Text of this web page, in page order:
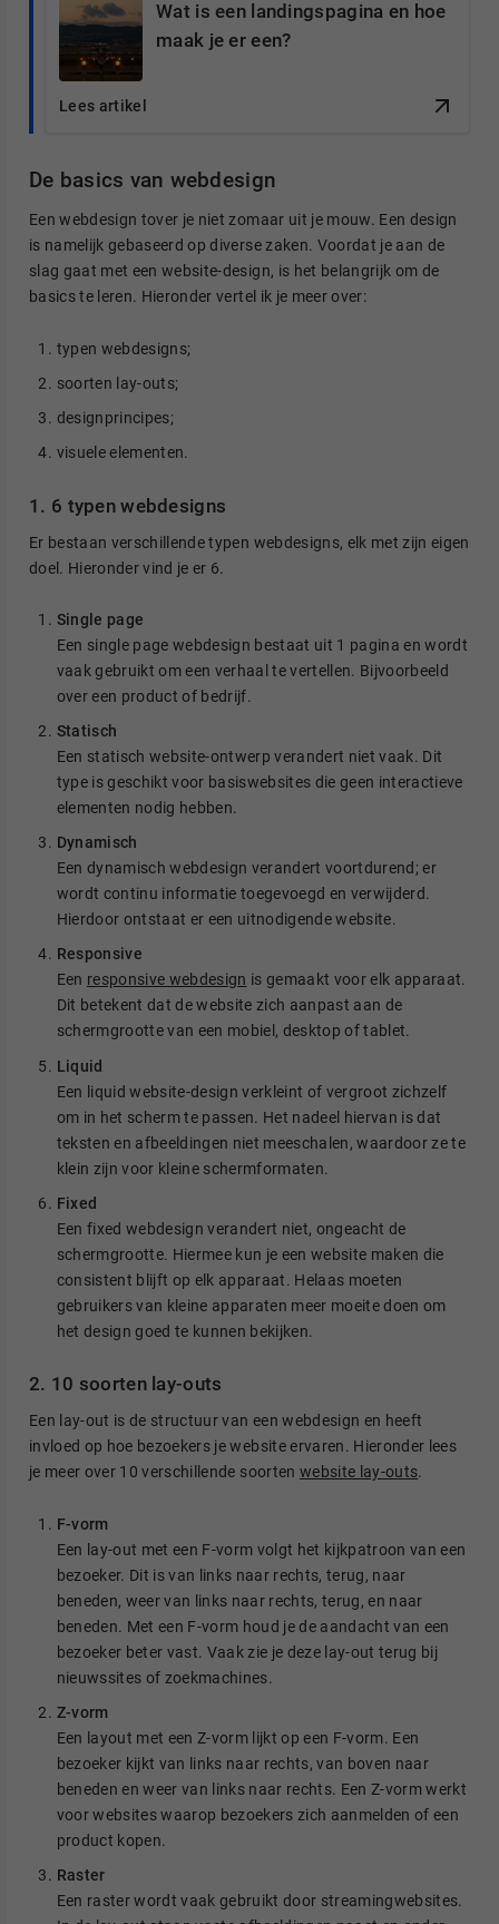
Wat is een landingspagina en hoe
maak je er een?
Lees artikel
De basics van webdesign
Een webdesign tover je niet zomaar uit je mouw. Een design
is namelijk gebaseerd op diverse zaken. Voordat je aan de
slag gaat met een website-design, is het belangrijk om de
basics te leren. Hieronder vertel ik je meer over:
typen webdesigns;
soorten lay-outs;
designprincipes;
visuele elementen.
1. 6 typen webdesigns
Er bestaan verschillende typen webdesigns, elk met zijn eigen
doel. Hieronder vind je er 6.
Single page
Een single page webdesign bestaat uit 1 pagina en wordt
vaak gebruikt om een verhaal te vertellen. Bijvoorbeeld
over een product of bedrijf.
Statisch
Een statisch website-ontwerp verandert niet vaak. Dit
type is geschikt voor basiswebsites die geen interactieve
elementen nodig hebben.
Dynamisch
Een dynamisch webdesign verandert voortdurend; er
wordt continu informatie toegevoegd en verwijderd.
Hierdoor ontstaat er een uitnodigende website.
Responsive
Een responsive webdesign is gemaakt voor elk apparaat.
Dit betekent dat de website zich aanpast aan de
schermgrootte van een mobiel, desktop of tablet.
Liquid
Een liquid website-design verkleint of vergroot zichzelf
om in het scherm te passen. Het nadeel hiervan is dat
teksten en afbeeldingen niet meeschalen, waardoor ze te
klein zijn voor kleine schermformaten.
Fixed
Een fixed webdesign verandert niet, ongeacht de
schermgrootte. Hiermee kun je een website maken die
consistent blijft op elk apparaat. Helaas moeten
gebruikers van kleine apparaten meer moeite doen om
het design goed te kunnen bekijken.
2. 10 soorten lay-outs
Een lay-out is de structuur van een webdesign en heeft
invloed op hoe bezoekers je website ervaren. Hieronder lees
je meer over 10 verschillende soorten website lay-outs.
F-vorm
Een lay-out met een F-vorm volgt het kijkpatroon van een
bezoeker. Dit is van links naar rechts, terug, naar
beneden, weer van links naar rechts, terug, en naar
beneden. Met een F-vorm houd je de aandacht van een
bezoeker beter vast. Vaak zie je deze lay-out terug bij
nieuwssites of zoekmachines.
Z-vorm
Een layout met een Z-vorm lijkt op een F-vorm. Een
bezoeker kijkt van links naar rechts, van boven naar
beneden en weer van links naar rechts. Een Z-vorm werkt
voor websites waarop bezoekers zich aanmelden of een
product kopen.
Raster
Een raster wordt vaak gebruikt door streamingwebsites.